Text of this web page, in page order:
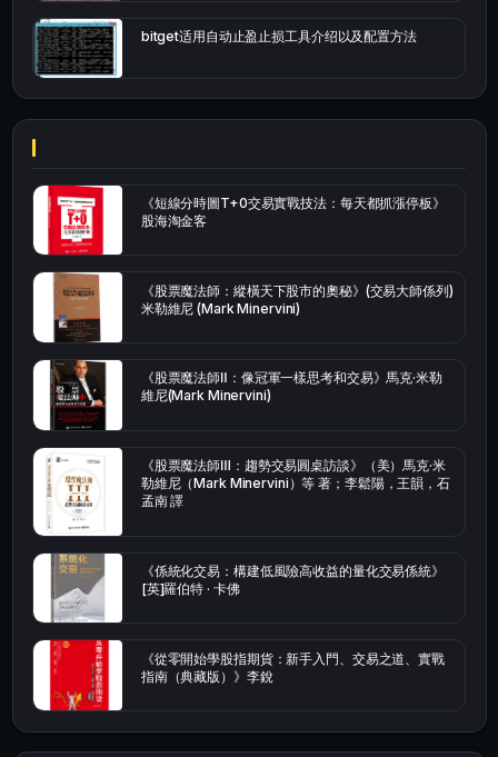
bitget适用自动止盈止损工具介绍以及配置方法
《短線分時圖T+0交易實戰技法：每天都抓漲停板》
股海淘金客
《股票魔法師：縱橫天下股市的奧秘》(交易大師係列)
米勒維尼 (Mark Minervini)
《股票魔法師Ⅱ：像冠軍一樣思考和交易》馬克·米勒
維尼(Mark Minervini)
《股票魔法師Ⅲ：趨勢交易圓桌訪談》（美）馬克·米
勒維尼（Mark Minervini）等 著；李鬆陽，王韻，石
孟南 譯
《係統化交易：構建低風險高收益的量化交易係統》
[英]羅伯特 · 卡佛
《從零開始學股指期貨：新手入門、交易之道、實戰
指南（典藏版）》李銳